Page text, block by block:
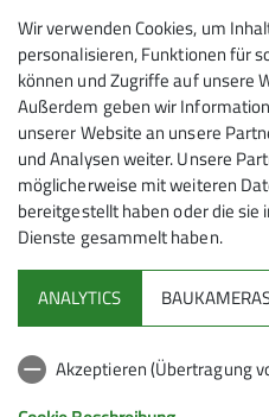
wird
Zu den
Falkenhütte
Die Seniorengruppe des
Wir verwenden Cookies, um
personalisieren, Funktionen für
können und Zugriffe auf unsere
Außerdem geben wir
unserer Website an unsere
und Analysen weiter. Unsere
möglicherweise mit weiteren
bereitgestellt haben oder die
Dienste gesammelt haben.
ANALYTICS
Akzeptieren (Übertragung